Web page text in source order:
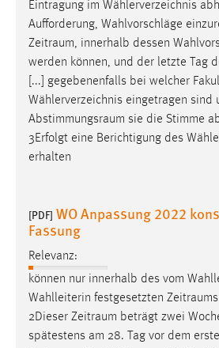
Eintragung im Wählerverzeichnis
Aufforderung, Wahlvorschläge
Zeitraum, innerhalb dessen
werden können, und der letzte Tag
[...] gegebenenfalls bei welcher
Wählerverzeichnis eingetragen sind
Abstimmungsraum sie die Stimme
3Erfolgt eine Berichtigung des
erhalten
[PDF] WO Anpassung 2022
Fassung
Relevanz:
können nur innerhalb des vom
Wahlleiterin festgesetzten Zeitraums
2Dieser Zeitraum beträgt zwei
spätestens am 28. Tag vor dem